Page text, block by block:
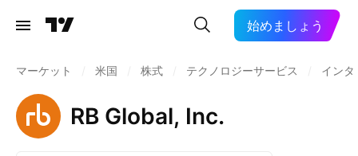
始めましょう
マーケット 米国 株式 テクノロジーサービス イン
RB Global, Inc.